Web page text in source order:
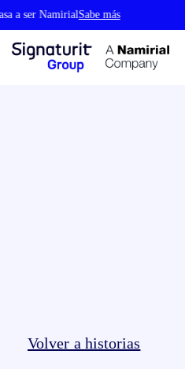
ser NamirialSabe más
Volver a historias